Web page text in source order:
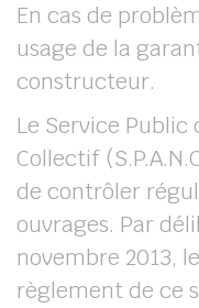
En cas de
usage de la
constructeur.
Le Service Public
Collectif
de contrôler
ouvrages. Par
novembre 2013,
règlement de ce